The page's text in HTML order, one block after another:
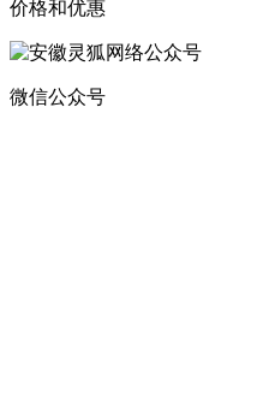
价格和优惠
微信公众号